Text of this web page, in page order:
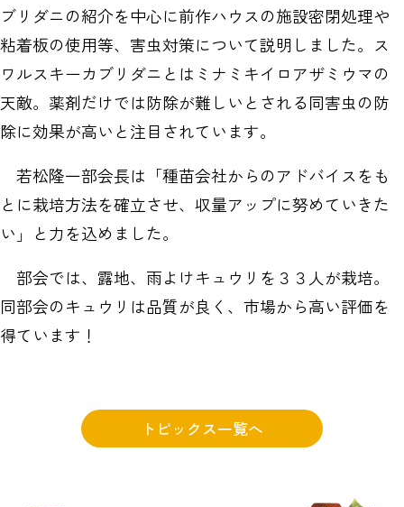
ブリダニの紹介を中心に前作ハウスの施設密閉処理や
粘着板の使用等、害虫対策について説明しました。ス
ワルスキーカブリダニとはミナミキイロアザミウマの
天敵。薬剤だけでは防除が難しいとされる同害虫の防
除に効果が高いと注目されています。
若松隆一部会長は「種苗会社からのアドバイスをも
とに栽培方法を確立させ、収量アップに努めていきた
い」と力を込めました。
部会では、露地、雨よけキュウリを３３人が栽培。
同部会のキュウリは品質が良く、市場から高い評価を
得ています！
トピックス一覧へ